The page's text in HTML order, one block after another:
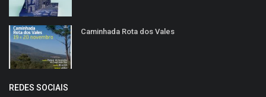
Caminhada Rota dos Vales
REDES SOCIAIS